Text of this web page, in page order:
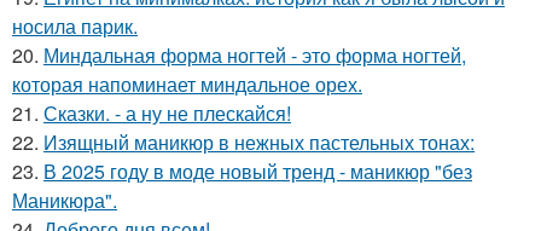
носила парик.
20. Миндальная форма ногтей - это форма ногтей,
которая напоминает миндальное орех.
21. Сказки. - а ну не плескайся!
22. Изящный маникюр в нежных пастельных тонах:
23. В 2025 году в моде новый тренд - маникюр "без
Маникюра".